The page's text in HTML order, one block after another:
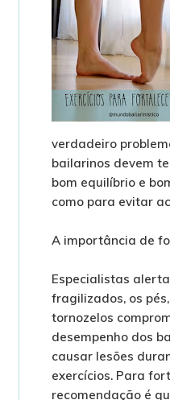
verdadeiro
bailarinos devem
bom equilíbrio e
como para evitar
A importância de
Especialistas
fragilizados, os
tornozelos
desempenho dos
causar lesões
exercícios. Para
recomendação é